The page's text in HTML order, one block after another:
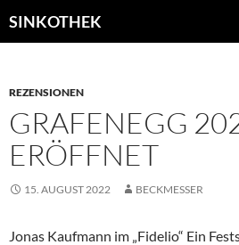
Inhalt
SINKOTHEK
REZENSIONEN
GRAFENEGG
ERÖFFNET
15. AUGUST 2022 BECKMESSER
Jonas Kaufmann im „Fidelio“ Ein